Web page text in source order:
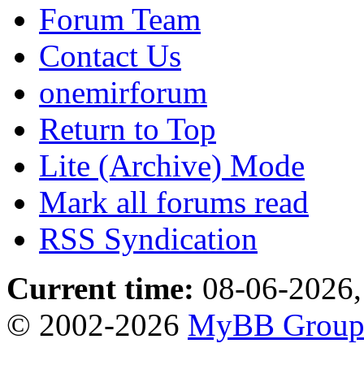
Forum Team
Contact Us
onemirforum
Return to Top
Lite (Archive) Mode
Mark all forums read
RSS Syndication
Current time: 08-06-
© 2002-2026 MyBB Group